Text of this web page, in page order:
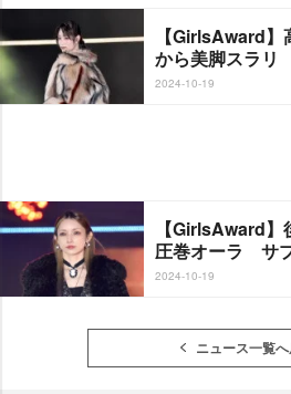
【GirlsAward
から美脚スラリ
2024-10-19
【GirlsAward
圧巻オーラ サ
2024-10-19
ニュース一覧